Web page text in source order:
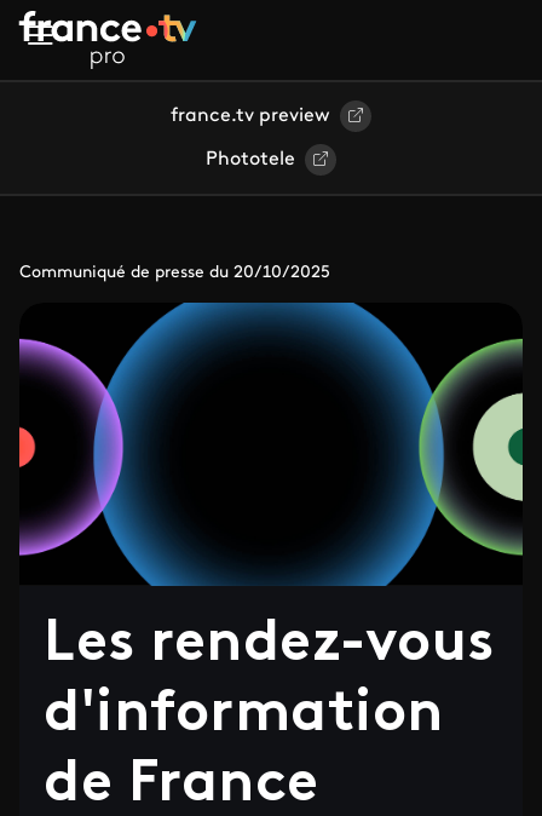
Aller au contenu principal
france.tv preview
Phototele
Communiqué de presse du 20/10/2025
Les rendez-vous
d'information
de France